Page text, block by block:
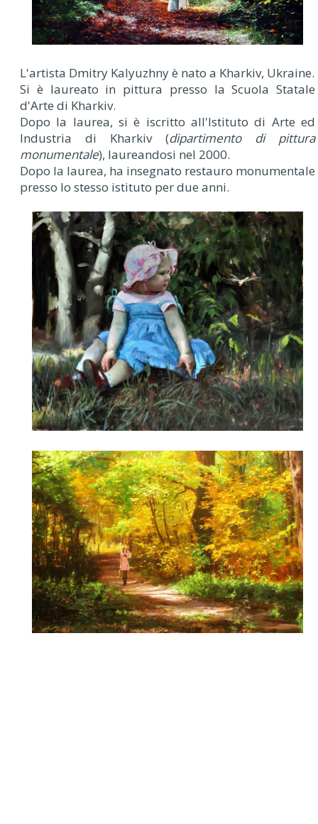
L'artista Dmitry Kalyuzhny è nato a Kharkiv, Ukraine.
Si è laureato in pittura presso la Scuola Statale
d'Arte di Kharkiv.
Dopo la laurea, si è iscritto all'Istituto di Arte ed
Industria di Kharkiv (dipartimento di pittura
monumentale), laureandosi nel 2000.
Dopo la laurea, ha insegnato restauro monumentale
presso lo stesso istituto per due anni.